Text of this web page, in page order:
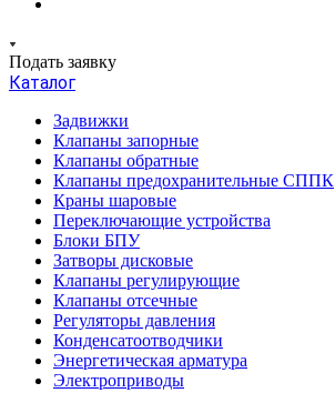
Подать заявку
Каталог
Задвижки
Клапаны запорные
Клапаны обратные
Клапаны предохранительные СППК
Краны шаровые
Переключающие устройства
Блоки БПУ
Затворы дисковые
Клапаны регулирующие
Клапаны отсечные
Регуляторы давления
Конденсатоотводчики
Энергетическая арматура
Электроприводы